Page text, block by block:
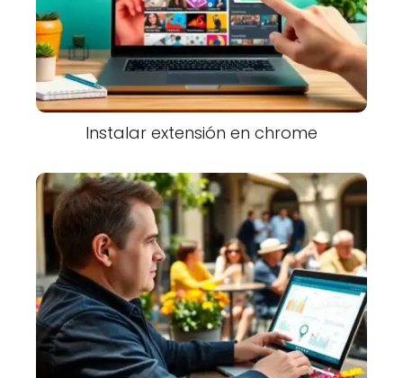
Instalar extensión en chrome